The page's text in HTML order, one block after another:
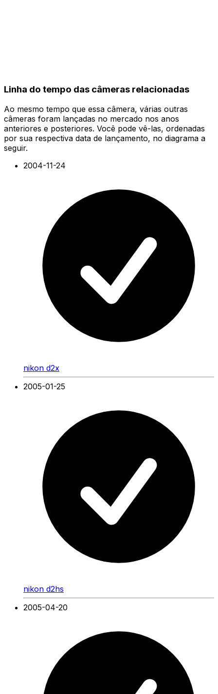
Linha do tempo das câmeras relacionadas
Ao mesmo tempo que essa câmera, várias outras
câmeras foram lançadas no mercado nos anos
anteriores e posteriores. Você pode vê-las, ordenadas
por sua respectiva data de lançamento, no diagrama a
seguir.
2004-11-24
nikon d2x
2005-01-25
nikon d2hs
2005-04-20